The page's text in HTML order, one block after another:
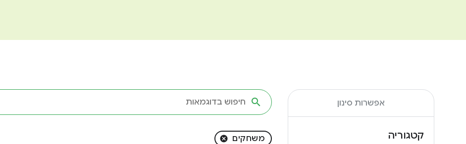
אפשרות סינון
קטגוריה משחקים